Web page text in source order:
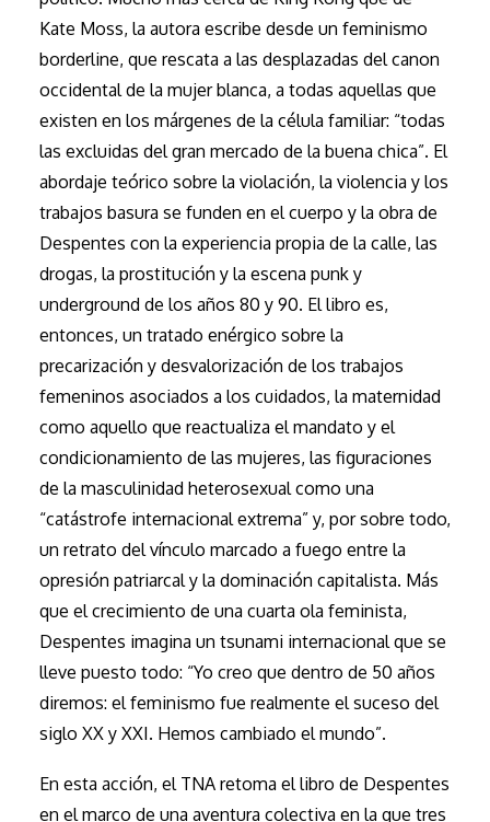
Kate Moss, la autora escribe desde un feminismo
borderline, que rescata a las desplazadas del canon
occidental de la mujer blanca, a todas aquellas que
existen en los márgenes de la célula familiar: “todas
las excluidas del gran mercado de la buena chica”. El
abordaje teórico sobre la violación, la violencia y los
trabajos basura se funden en el cuerpo y la obra de
Despentes con la experiencia propia de la calle, las
drogas, la prostitución y la escena punk y
underground de los años 80 y 90. El libro es,
entonces, un tratado enérgico sobre la
precarización y desvalorización de los trabajos
femeninos asociados a los cuidados, la maternidad
como aquello que reactualiza el mandato y el
condicionamiento de las mujeres, las figuraciones
de la masculinidad heterosexual como una
“catástrofe internacional extrema” y, por sobre todo,
un retrato del vínculo marcado a fuego entre la
opresión patriarcal y la dominación capitalista. Más
que el crecimiento de una cuarta ola feminista,
Despentes imagina un tsunami internacional que se
lleve puesto todo: “Yo creo que dentro de 50 años
diremos: el feminismo fue realmente el suceso del
siglo XX y XXI. Hemos cambiado el mundo”.
En esta acción, el TNA retoma el libro de Despentes
en el marco de una aventura colectiva en la que tres